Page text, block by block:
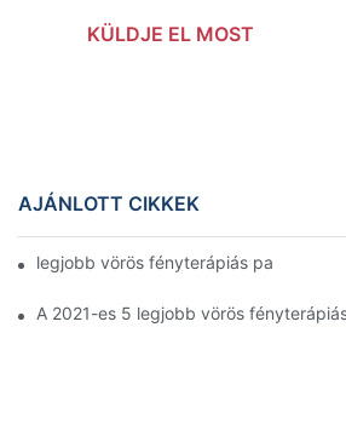
KÜLDJE EL MOST
AJÁNLOTT CIKKEK
legjobb vörös fényterápiás panelek
A 2021-es 5 legjobb vörös